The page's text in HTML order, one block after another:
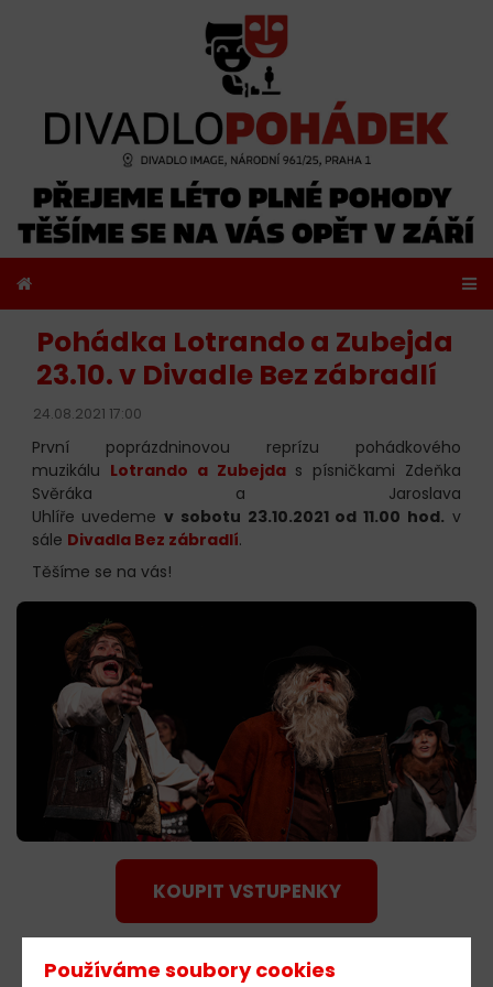
Pohádka Lotrando a Zubejda
23.10. v Divadle Bez zábradlí
24.08.2021 17:00
První poprázdninovou reprízu pohádkového
muzikálu Lotrando a Zubejdas písničkami Zdeňka
Svěráka a Jaroslava
Uhlíře uvedeme v sobotu 23.10.2021 od 11.00 hod. v
sále Divadla Bez zábradlí.
Těšíme se na vás!
KOUPIT VSTUPENKY
Používáme soubory cookies